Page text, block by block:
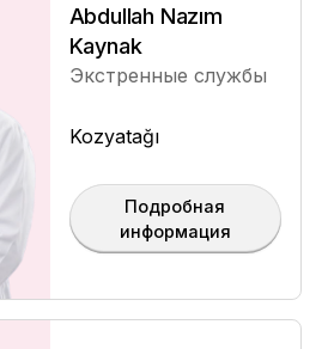
Abdullah Nazım
Kaynak
Экстренные службы
Kozyatağı
Подробная
информация